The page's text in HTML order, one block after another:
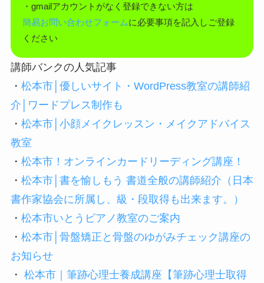
・gmailアカウントがなく登録できない方は
簡易お問い合わせフォームに必要事項を記入しご登録
ください
講師バンクの人気記事
・ 松本市│優しいサイト・WordPress教室の講師紹
介│ワードプレス制作も
・ 松本市│小顔メイクレッスン・メイクアドバイス
教室
・ 松本市！オンラインカードリーディング講座！
・ 松本市│書を愉しもう 書道全般の講師紹介（日本
書作家協会に所属し、級・段取得も出来ます。）
・ 松本市いとうピアノ教室のご案内
・ 松本市│骨盤矯正と骨盤のゆがみチェック講座の
お知らせ
・ 松本市｜筆跡心理士養成講座【筆跡心理士取得